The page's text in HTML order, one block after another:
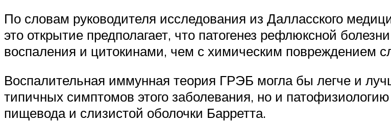
По словам руководителя исследования из Далласского
это открытие предполагает, что патогенез рефлюксной
воспаления и цитокинами, чем с химическим повреждением
Воспалительная иммунная теория ГРЭБ могла бы легче и
типичных симптомов этого заболевания, но и
пищевода и слизистой оболочки Барретта.